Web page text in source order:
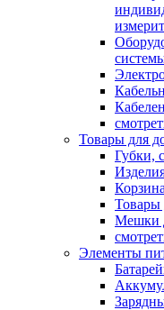
Товары для
Губки,
Корзина
Товары
Мешки
Элементы